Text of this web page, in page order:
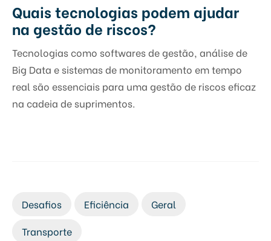
Quais tecnologias podem ajudar
na gestão de riscos?
Tecnologias como softwares de gestão, análise de
Big Data e sistemas de monitoramento em tempo
real são essenciais para uma gestão de riscos eficaz
na cadeia de suprimentos.
Desafios Eficiência
Geral
Transporte